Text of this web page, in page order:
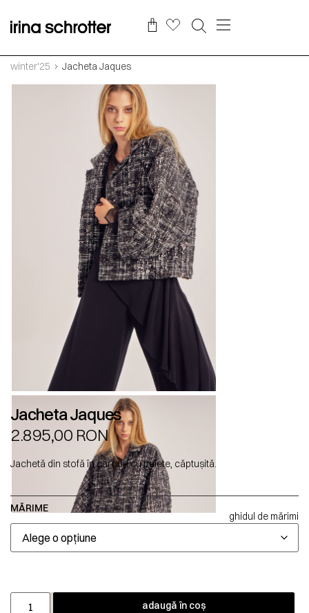
winter'25 Jacheta Jaques
Jacheta Jaques
2.895,00 RON
Jachetă din stofă în carouri cu paiete, căptușită.
MĂRIME
ghidul de mărimi
adaugă în coș